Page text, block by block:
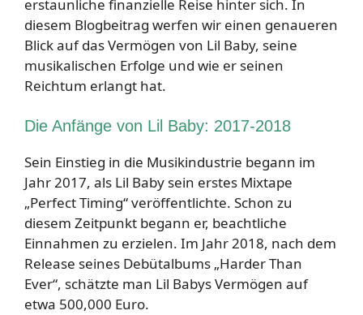
erstaunliche finanzielle Reise hinter sich. In
diesem Blogbeitrag werfen wir einen genaueren
Blick auf das Vermögen von Lil Baby, seine
musikalischen Erfolge und wie er seinen
Reichtum erlangt hat.
Die Anfänge von Lil Baby: 2017-2018
Sein Einstieg in die Musikindustrie begann im
Jahr 2017, als Lil Baby sein erstes Mixtape
„Perfect Timing“ veröffentlichte. Schon zu
diesem Zeitpunkt begann er, beachtliche
Einnahmen zu erzielen. Im Jahr 2018, nach dem
Release seines Debütalbums „Harder Than
Ever“, schätzte man Lil Babys Vermögen auf
etwa 500,000 Euro.